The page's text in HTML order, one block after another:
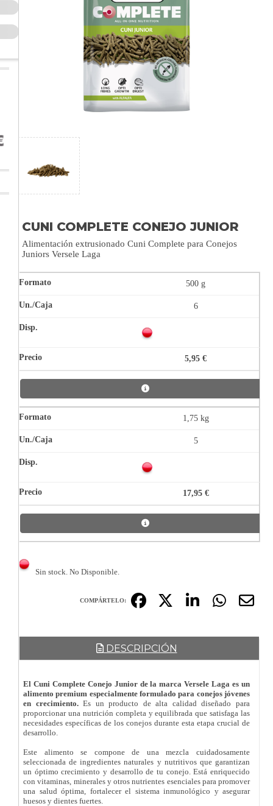
CUNI COMPLETE CONEJO JUNIOR
Alimentación extrusionado Cuni Complete para Conejos
Juniors Versele Laga
500 g
6
5,95 €
1,75 kg
5
17,95 €
Sin stock. No Disponible.
COMPÁRTELO:
DESCRIPCIÓN
El Cuni Complete Conejo Junior de la marca Versele Laga es un
alimento premium especialmente formulado para conejos jóvenes
en crecimiento.Es un producto de alta calidad diseñado para
proporcionar una nutrición completa y equilibrada que satisfaga las
necesidades específicas de los conejos durante esta etapa crucial de
desarrollo.
Este alimento se compone de una mezcla cuidadosamente
seleccionada de ingredientes naturales y nutritivos que garantizan
un óptimo crecimiento y desarrollo de tu conejo. Está enriquecido
con vitaminas, minerales y otros nutrientes esenciales para promover
una salud óptima, fortalecer el sistema inmunológico y asegurar
huesos y dientes fuertes.